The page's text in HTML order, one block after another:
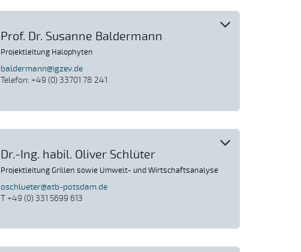
Prof. Dr. Susanne Baldermann
Projektleitung Halophyten
baldermann@igzev.de
Telefon: +49 (0) 33701 78 241
Dr.-Ing. habil. Oliver Schlüter
Projektleitung Grillen sowie Umwelt- und Wirtschaftsanalyse
oschlueter@atb-potsdam.de
T +49 (0) 331 5699 613